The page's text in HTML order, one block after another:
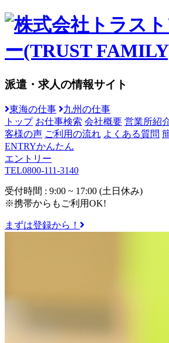
派遣・求人の情報サイト
東海の仕事
九州の仕事
トップ お仕事検索 会社概要 営業所紹
客様の声 ご利用の流れ よくある質問
ENTRYかんたん
エントリー
TEL0800-111-3140
受付時間 : 9:00 ~ 17:00 (土日休み)
※携帯からもご利用OK!
まずは登録から！